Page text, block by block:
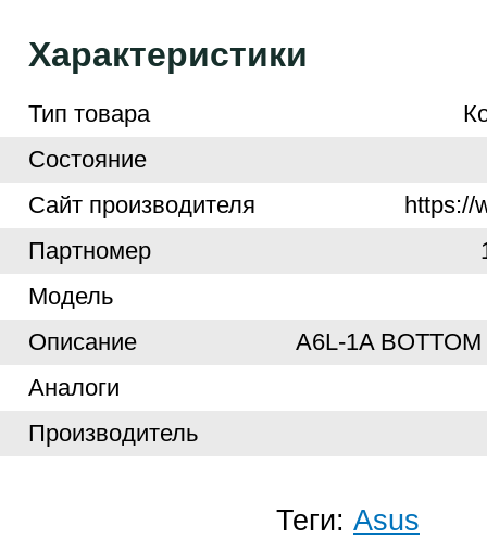
Характеристики
Тип товара
Cостояние
Cайт производителя
https://
Партномер
Модель
Описание
A6L-1A
Аналоги
Производитель
Теги: Asus